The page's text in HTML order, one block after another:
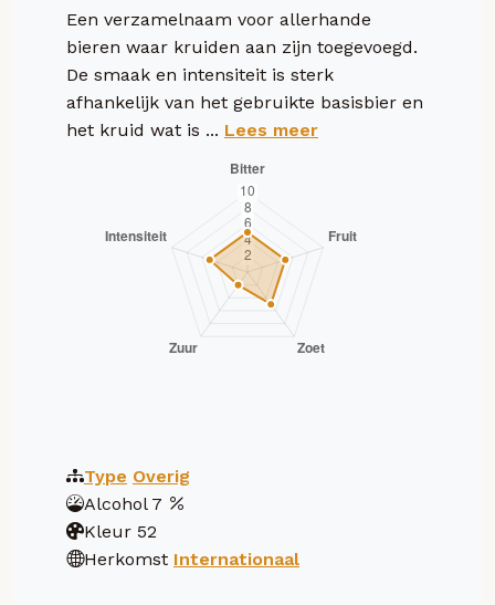
Een verzamelnaam voor allerhande
bieren waar kruiden aan zijn toegevoegd.
De smaak en intensiteit is sterk
afhankelijk van het gebruikte basisbier en
het kruid wat is ... Lees meer
Type Overig
Alcohol 7
Kleur 52
Herkomst Internationaal